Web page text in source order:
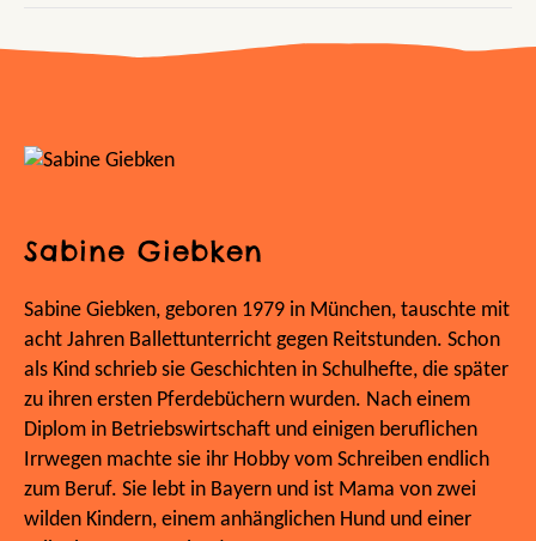
Sabine Giebken
Sabine Giebken, geboren 1979 in München, tauschte mit
acht Jahren Ballettunterricht gegen Reitstunden. Schon
als Kind schrieb sie Geschichten in Schulhefte, die später
zu ihren ersten Pferdebüchern wurden. Nach einem
Diplom in Betriebswirtschaft und einigen beruflichen
Irrwegen machte sie ihr Hobby vom Schreiben endlich
zum Beruf. Sie lebt in Bayern und ist Mama von zwei
wilden Kindern, einem anhänglichen Hund und einer